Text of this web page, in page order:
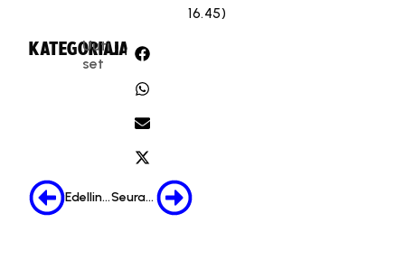
16.45)
KATEGORIA:
Uuti
set
JAA:
Edellinen Seuraava